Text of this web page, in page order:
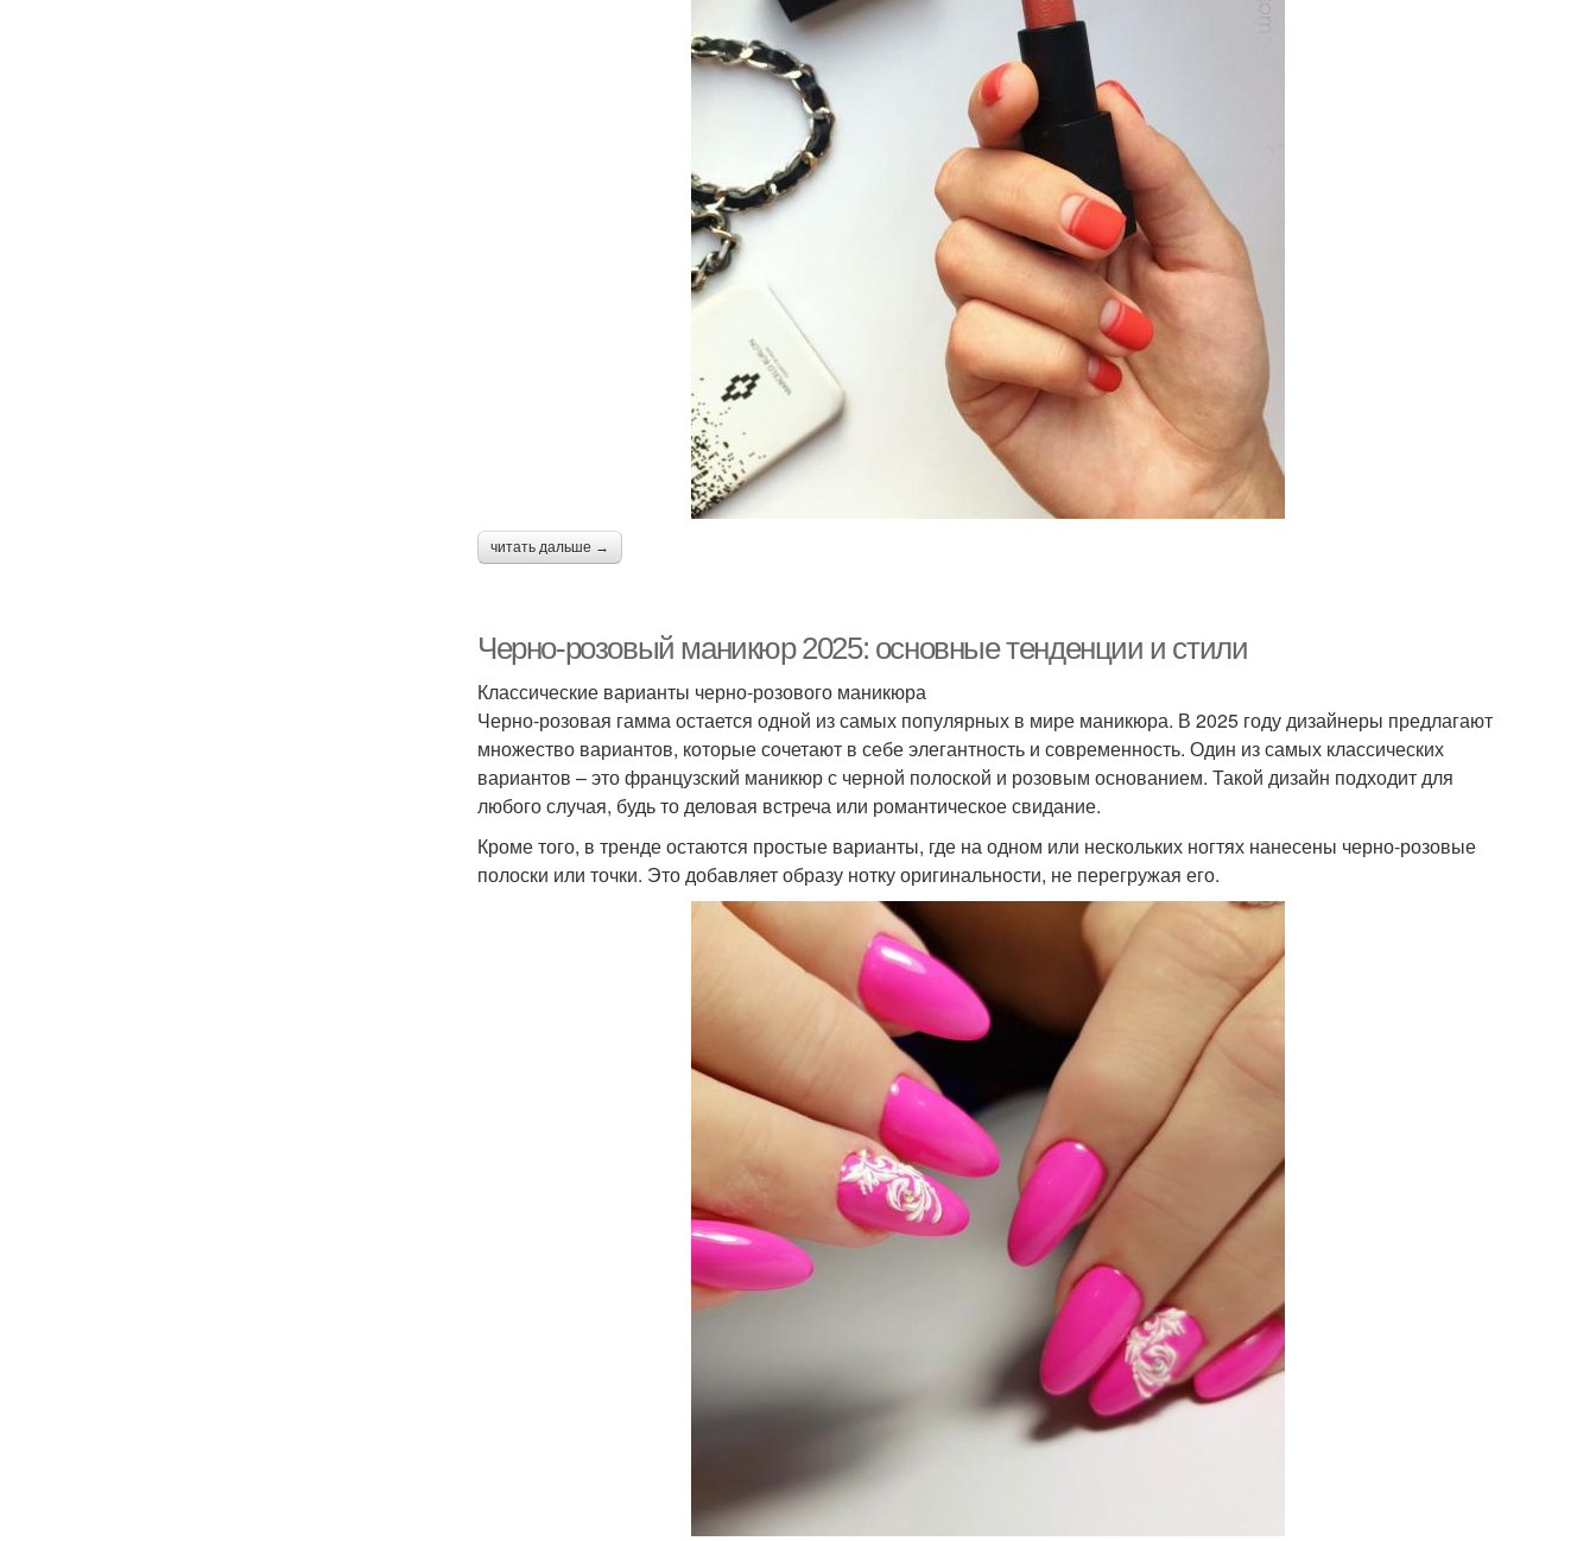
читать дальше →
Черно-розовый маникюр 2025: основные тенденции и стили
Классические варианты черно-розового маникюра
Черно-розовая гамма остается одной из самых популярных в мире маникюра. В 2025 году дизайнеры предлагают
множество вариантов, которые сочетают в себе элегантность и современность. Один из самых классических
вариантов – это французский маникюр с черной полоской и розовым основанием. Такой дизайн подходит для
любого случая, будь то деловая встреча или романтическое свидание.
Кроме того, в тренде остаются простые варианты, где на одном или нескольких ногтях нанесены черно-розовые
полоски или точки. Это добавляет образу нотку оригинальности, не перегружая его.